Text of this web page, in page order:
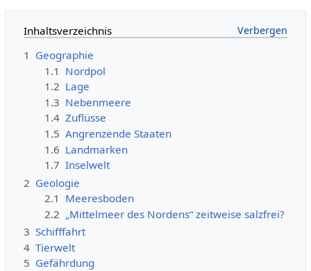
Inhaltsverzeichnis
1 Geographie
1.1 Nordpol
1.2 Lage
1.3 Nebenmeere
1.4 Zuflüsse
1.5 Angrenzende Staaten
1.6 Landmarken
1.7 Inselwelt
2 Geologie
2.1 Meeresboden
2.2
„Mittelmeer des Nordens“ zeitweise salzfrei?
3 Schifffahrt
4 Tierwelt
5 Gefährdung